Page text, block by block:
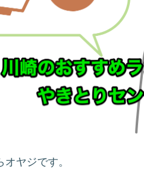
ヤジです。